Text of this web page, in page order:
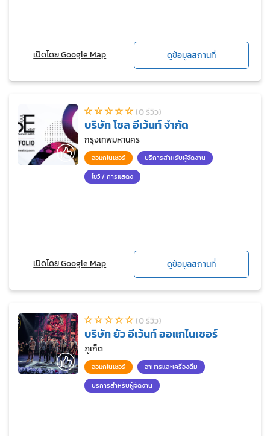
เปิดโดย Google Map ดูข้อมูลสถานที่
(0 รีวิว)
บริษัท โซล อีเว้นท์ จำกัด
กรุงเทพมหานคร
ออแกไนเซอร์
บริการสำหรับผู้จัดงาน
โชว์ / การแสดง
เปิดโดย Google Map ดูข้อมูลสถานที่
(0 รีวิว)
บริษัท ยัว อีเว้นท์ ออแกไนเซอร์
ภูเก็ต
ออแกไนเซอร์
อาหารและเครื่องดื่ม
บริการสำหรับผู้จัดงาน